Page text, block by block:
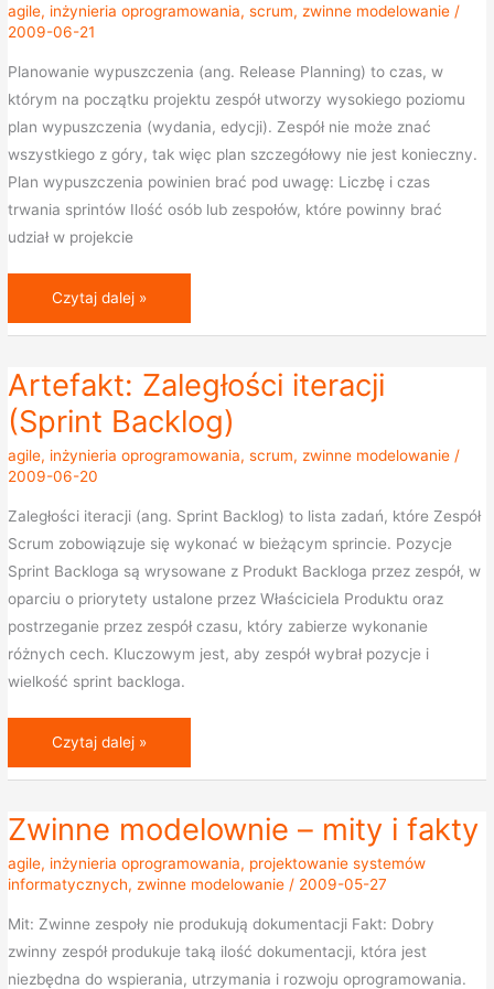
agile, inżynieria oprogramowania,scrum,zwinne modelowanie /
2009-06-21
Planowanie wypuszczenia (ang. Release Planning) to czas, w
którym na początku projektu zespół utworzy wysokiego poziomu
plan wypuszczenia (wydania, edycji). Zespół nie może znać
wszystkiego z góry, tak więc plan szczegółowy nie jest konieczny.
Plan wypuszczenia powinien brać pod uwagę: Liczbę i czas
trwania sprintów Ilość osób lub zespołów, które powinny brać
udział w projekcie
(Release
Czytaj dalej »
Artefakt: Zaległości iteracji
(Sprint Backlog)
agile, inżynieria oprogramowania,scrum,zwinne modelowanie /
2009-06-20
Zaległości iteracji (ang. Sprint Backlog) to lista zadań, które Zespół
Scrum zobowiązuje się wykonać w bieżącym sprincie. Pozycje
Sprint Backloga są wrysowane z Produkt Backloga przez zespół, w
oparciu o priorytety ustalone przez Właściciela Produktu oraz
postrzeganie przez zespół czasu, który zabierze wykonanie
różnych cech. Kluczowym jest, aby zespół wybrał pozycje i
wielkość sprint backloga.
Artefakt:
Zaległości
iteracji
(Sprint
Czytaj dalej »
Zwinne modelownie – mity i fakty
agile, inżynieria oprogramowania, projektowanie systemów
informatycznych,zwinne modelowanie / 2009-05-27
Mit: Zwinne zespoły nie produkują dokumentacji Fakt: Dobry
zwinny zespół produkuje taką ilość dokumentacji, która jest
niezbędna do wspierania, utrzymania i rozwoju oprogramowania.
Zwinne
–
i
fakty